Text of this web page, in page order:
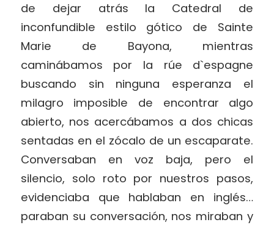
de dejar atrás la Catedral de
inconfundible estilo gótico de Sainte
Marie de Bayona, mientras
caminábamos por la rúe d`espagne
buscando sin ninguna esperanza el
milagro imposible de encontrar algo
abierto, nos acercábamos a dos chicas
sentadas en el zócalo de un escaparate.
Conversaban en voz baja, pero el
silencio, solo roto por nuestros pasos,
evidenciaba que hablaban en inglés…
paraban su conversación, nos miraban y